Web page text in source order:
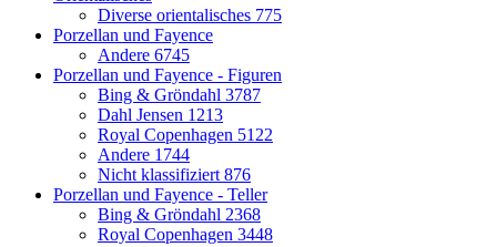
Diverse orientalisches 775
Porzellan und Fayence
Andere 6745
Porzellan und Fayence - Figuren
Bing & Gröndahl 3787
Dahl Jensen 1213
Royal Copenhagen 5122
Andere 1744
Nicht klassifiziert 876
Porzellan und Fayence - Teller
Bing & Gröndahl 2368
Royal Copenhagen 3448